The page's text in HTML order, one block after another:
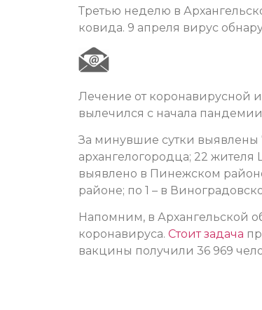
Третью неделю в
ковида. 9 апреля вирус
Лечение от коронавирусной
вылечился с начала пандемии
За минувшие сутки выявлены
архангелогородца; 22
выявлено в Пинежском
районе; по 1 – в
Напомним, в Архангельской
коронавируса. Стоит задача
вакцины получили 36 969